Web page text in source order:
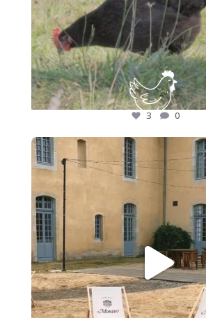
3 0
🍷 Nos adhérents font rayonner les
17 0